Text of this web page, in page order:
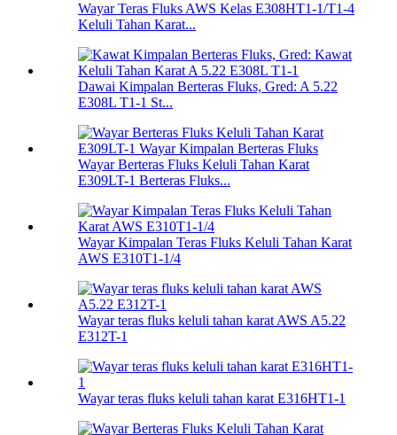
Wayar Teras Fluks AWS Kelas E308HT1-1/T1-4
Keluli Tahan Karat...
Dawai Kimpalan Berteras Fluks, Gred: A 5.22
E308L T1-1 St...
Wayar Berteras Fluks Keluli Tahan Karat
E309LT-1 Berteras Fluks...
Wayar Kimpalan Teras Fluks Keluli Tahan Karat
AWS E310T1-1/4
Wayar teras fluks keluli tahan karat AWS A5.22
E312T-1
Wayar teras fluks keluli tahan karat E316HT1-1